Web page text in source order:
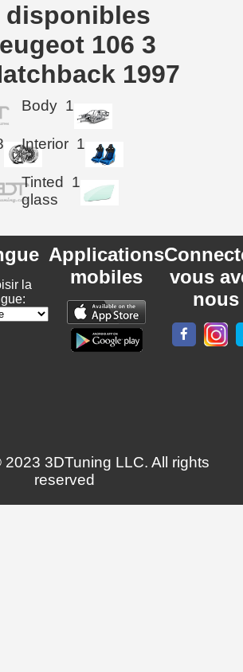
disponibles
106 3
1997
Body 1
Interior 1
Tinted
glass
1
la
Applications
mobiles
vous
nous
3DTuning LLC. All rights
reserved